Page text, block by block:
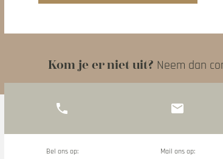
Kom je er niet uit? Neem dan
phone
Bel ons op:
mail
Mail ons op: